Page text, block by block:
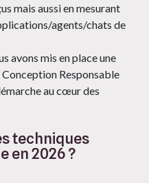
mais aussi en mesurant
agents/chats de
avons mis en place une
Responsable
au cœur des
techniques
en 2026 ?